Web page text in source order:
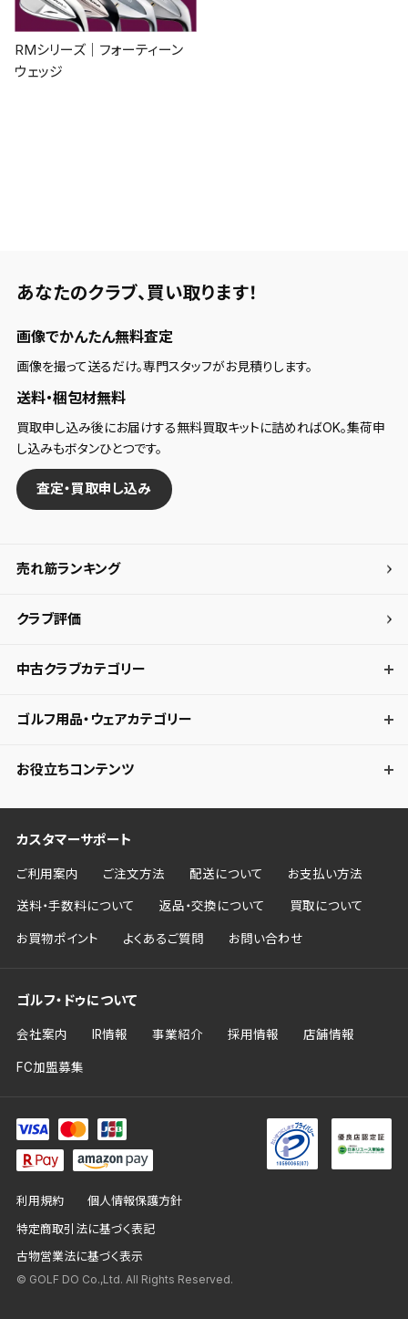
RMシリーズ｜フォーティーン
ウェッジ
あなたのクラブ、 買い取ります！
画像でかんたん無料査定
画像を撮って送るだけ。専門スタッフがお見積りします。
送料・梱包材無料
買取申し込み後にお届けする無料買取キットに詰めればOK。集荷申
し込みもボタンひとつです。
査定・買取申し込み
売れ筋ランキング
クラブ評価
中古クラブカテゴリー
ゴルフ用品・ウェアカテゴリー
お役立ちコンテンツ
カスタマーサポート
ご利用案内 ご注文方法 配送について お支払い方法
送料・手数料について 返品・交換について 買取について
お買物ポイント よくあるご質問 お問い合わせ
ゴルフ・ドゥについて
会社案内 IR情報 事業紹介 採用情報 店舗情報
FC加盟募集
利用規約 個人情報保護方針
特定商取引法に基づく表記
古物営業法に基づく表示
© GOLF DO Co.,Ltd. All Rights Reserved.